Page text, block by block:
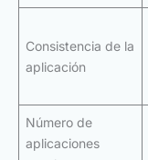
Consistencia de la
aplicación
Número de
aplicaciones